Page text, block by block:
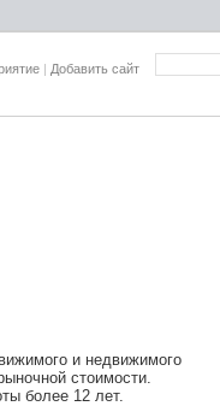
| Добавить сайт
и недвижимого
стоимости.
более 12 лет.